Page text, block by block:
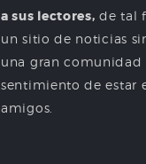
a sus lectores, de tal
un sitio de noticias
una gran comunidad
sentimiento de estar
amigos.